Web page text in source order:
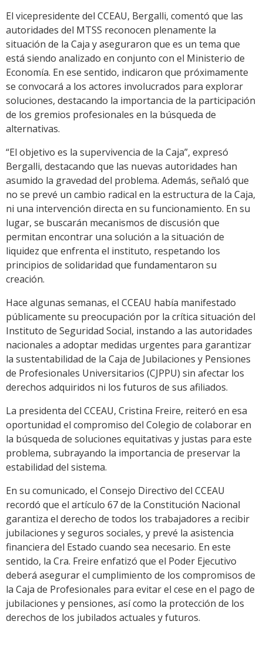
El vicepresidente del CCEAU, Bergalli, comentó que las
autoridades del MTSS reconocen plenamente la
situación de la Caja y aseguraron que es un tema que
está siendo analizado en conjunto con el Ministerio de
Economía. En ese sentido, indicaron que próximamente
se convocará a los actores involucrados para explorar
soluciones, destacando la importancia de la participación
de los gremios profesionales en la búsqueda de
alternativas.
“El objetivo es la supervivencia de la Caja”, expresó
Bergalli, destacando que las nuevas autoridades han
asumido la gravedad del problema. Además, señaló que
no se prevé un cambio radical en la estructura de la Caja,
ni una intervención directa en su funcionamiento. En su
lugar, se buscarán mecanismos de discusión que
permitan encontrar una solución a la situación de
liquidez que enfrenta el instituto, respetando los
principios de solidaridad que fundamentaron su
creación.
Hace algunas semanas, el CCEAU había manifestado
públicamente su preocupación por la crítica situación del
Instituto de Seguridad Social, instando a las autoridades
nacionales a adoptar medidas urgentes para garantizar
la sustentabilidad de la Caja de Jubilaciones y Pensiones
de Profesionales Universitarios (CJPPU) sin afectar los
derechos adquiridos ni los futuros de sus afiliados.
La presidenta del CCEAU, Cristina Freire, reiteró en esa
oportunidad el compromiso del Colegio de colaborar en
la búsqueda de soluciones equitativas y justas para este
problema, subrayando la importancia de preservar la
estabilidad del sistema.
En su comunicado, el Consejo Directivo del CCEAU
recordó que el artículo 67 de la Constitución Nacional
garantiza el derecho de todos los trabajadores a recibir
jubilaciones y seguros sociales, y prevé la asistencia
financiera del Estado cuando sea necesario. En este
sentido, la Cra. Freire enfatizó que el Poder Ejecutivo
deberá asegurar el cumplimiento de los compromisos de
la Caja de Profesionales para evitar el cese en el pago de
jubilaciones y pensiones, así como la protección de los
derechos de los jubilados actuales y futuros.